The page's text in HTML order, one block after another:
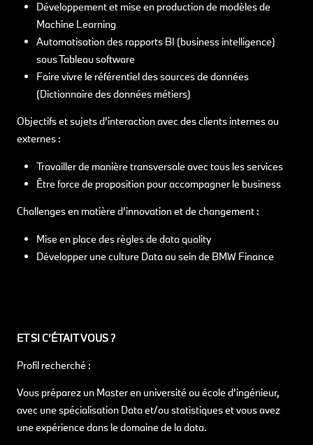
Développement et mise en production de modèles de
Machine Learning
Automatisation des rapports BI (business intelligence)
sous Tableau software
Faire vivre le référentiel des sources de données
(Dictionnaire des données métiers)
Objectifs et sujets d’interaction avec des clients internes ou
externes :
Travailler de manière transversale avec tous les services
Être force de proposition pour accompagner le business
Challenges en matière d’innovation et de changement :
Mise en place des règles de data quality
Développer une culture Data au sein de BMW Finance
ET SI C’ÉTAIT VOUS ?
Profil recherché :
Vous préparez un Master en université ou école d’ingénieur,
avec une spécialisation Data et/ou statistiques et vous avez
une expérience dans le domaine de la data.